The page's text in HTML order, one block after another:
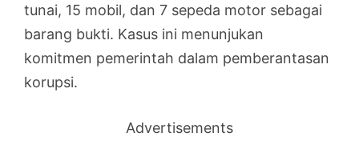
tunai, 15 mobil, dan 7 sepeda motor sebagai
barang bukti. Kasus ini menunjukan
komitmen pemerintah dalam pemberantasan
korupsi.
Advertisements